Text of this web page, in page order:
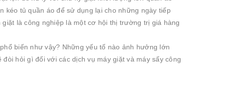
kéo tủ quần áo để sử dụng lại cho những ngày tiếp
là công nghiệp là một cơ hội thị trường trị giá hàng
biến như vậy? Những yếu tố nào ảnh hưởng lớn
hỏi gì đối với các dịch vụ máy giặt và máy sấy công